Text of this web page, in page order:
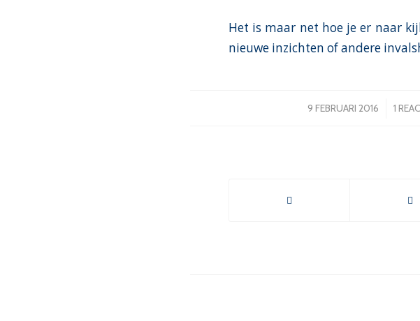
Het is maar net hoe je er naar
nieuwe inzichten of andere
9 FEBRUARI 2016
/ 1/